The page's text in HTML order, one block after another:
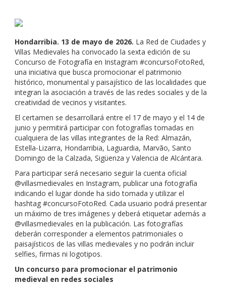
Hondarribia. 13 de mayo de 2026. La Red de Ciudades y
Villas Medievales ha convocado la sexta edición de su
Concurso de Fotografía en Instagram #concursoFotoRed,
una iniciativa que busca promocionar el patrimonio
histórico, monumental y paisajístico de las localidades que
integran la asociación a través de las redes sociales y de la
creatividad de vecinos y visitantes.
El certamen se desarrollará entre el 17 de mayo y el 14 de
junio y permitirá participar con fotografías tomadas en
cualquiera de las villas integrantes de la Red: Almazán,
Estella-Lizarra, Hondarribia, Laguardia, Marvão, Santo
Domingo de la Calzada, Sigüenza y Valencia de Alcántara.
Para participar será necesario seguir la cuenta oficial
@villasmedievales en Instagram, publicar una fotografía
indicando el lugar donde ha sido tomada y utilizar el
hashtag #concursoFotoRed. Cada usuario podrá presentar
un máximo de tres imágenes y deberá etiquetar además a
@villasmedievales en la publicación. Las fotografías
deberán corresponder a elementos patrimoniales o
paisajísticos de las villas medievales y no podrán incluir
selfies, firmas ni logotipos.
Un concurso para promocionar el patrimonio
medieval en redes sociales